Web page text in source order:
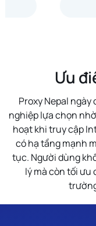
Ưu
Proxy Nepal
nghiệp lựa chọn
hoạt khi truy cập
có hạ tầng mạnh
tục. Người dùng
lý mà còn tối